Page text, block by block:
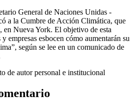
General de Naciones Unidas -
a la Cumbre de Acción Climática, que
en Nueva York. El objetivo de esta
empresas esbocen cómo aumentarán su
según se lee en un comunicado de
de autor personal e institucional